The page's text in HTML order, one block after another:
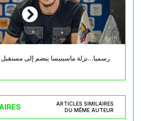
رسميا…نزلة ماسينيسا ينضم إلى
ARTICLES SIMILAIRES
DU MÊME AUTEUR